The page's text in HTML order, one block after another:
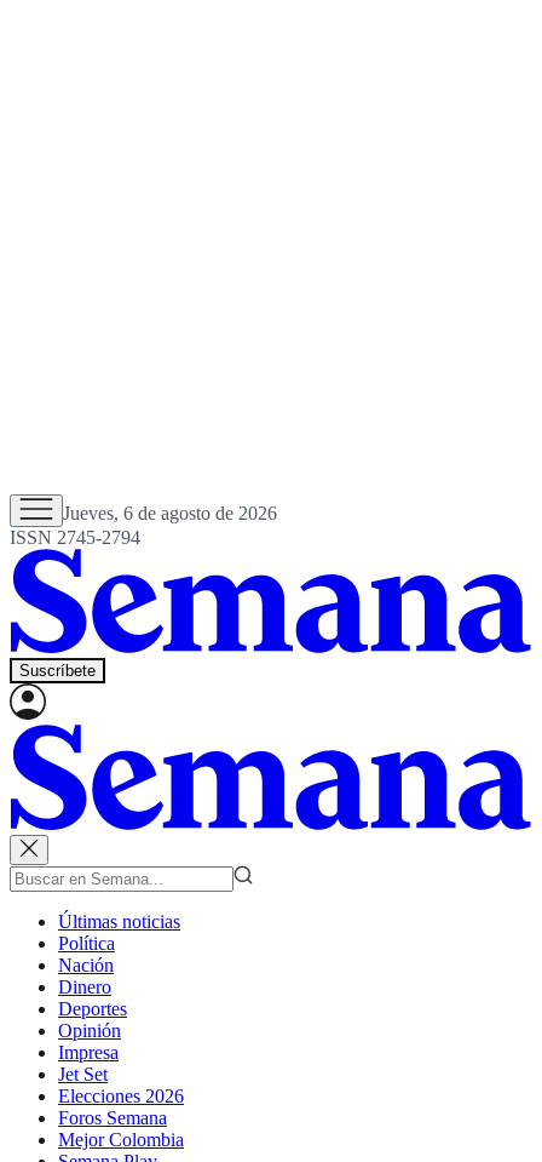
Jueves, 6 de agosto de 2026
ISSN 2745-2794
Suscríbete
Últimas noticias
Política
Nación
Dinero
Deportes
Opinión
Impresa
Jet Set
Elecciones 2026
Foros Semana
Mejor Colombia